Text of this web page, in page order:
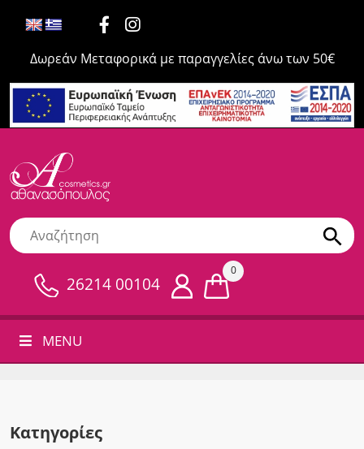
Δωρεάν Μεταφορικά με παραγγελίες άνω των 50€
26214 00104
0
MENU
Κατηγορίες